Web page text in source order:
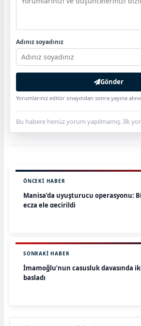
Adınız soyadınız
Gönder
Yorumlarınız editör onayından sonra yayına
Bu habere henüz yorum yapılmamış. İlk
ÖNCEKI HABER
Manisa’da uyuşturucu operasyonu:
ecza ele geçirildi
SONRAKI HABER
İmamoğlu’nun casusluk davasında
başladı